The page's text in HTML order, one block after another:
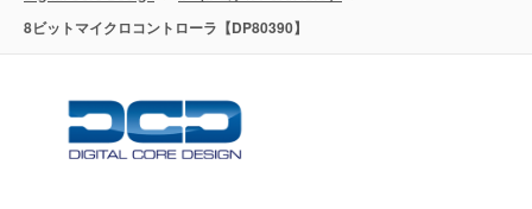
8ビットマイクロコントローラ【DP80390】